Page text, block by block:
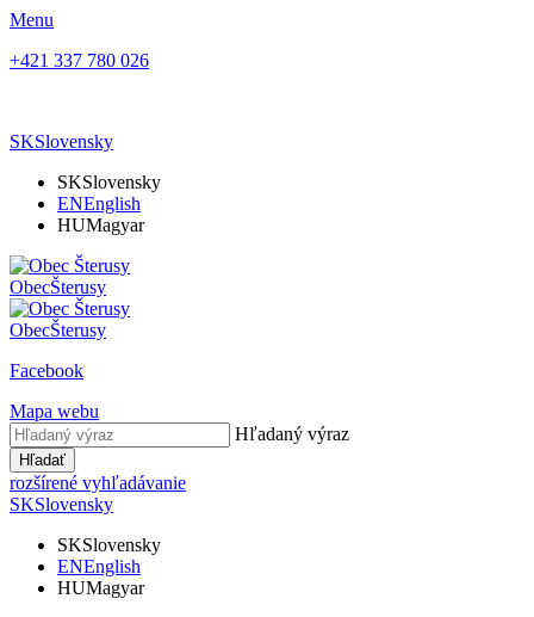
Menu
+421 337 780 026
SKSlovensky
SKSlovensky
ENEnglish
HUMagyar
ObecŠterusy
ObecŠterusy
Facebook
Mapa webu
Hľadaný výraz
Hľadať
rozšírené vyhľadávanie
SKSlovensky
SKSlovensky
ENEnglish
HUMagyar